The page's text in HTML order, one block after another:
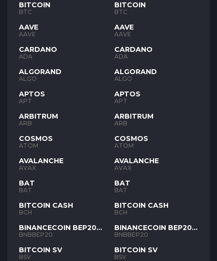
BITCOIN
BTC
AAVE
AAVE
CARDANO
ADA
ALGORAND
ALGO
APTOS
APT
ARBITRUM
ARB
COSMOS
ATOM
AVALANCHE
AVAX
BAT
BAT
BITCOIN CASH
BCH
BINANCECOIN BEP20
BNB
BNBBEP20
BITCOIN SV
BSV
BITCOIN
BTC
AAVE
AAVE
CARDANO
ADA
ALGORAND
ALGO
APTOS
APT
ARBITRUM
ARB
COSMOS
ATOM
AVALANCHE
AVAX
BAT
BAT
BITCOIN CASH
BCH
BINANCECOIN BEP20
BNB
BNBBEP20
BITCOIN SV
BSV